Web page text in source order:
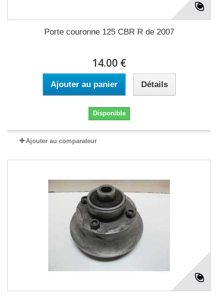
Porte couronne 125 CBR R de 2007
14.00 €
Ajouter au panier Détails
Disponible
Ajouter au comparateur